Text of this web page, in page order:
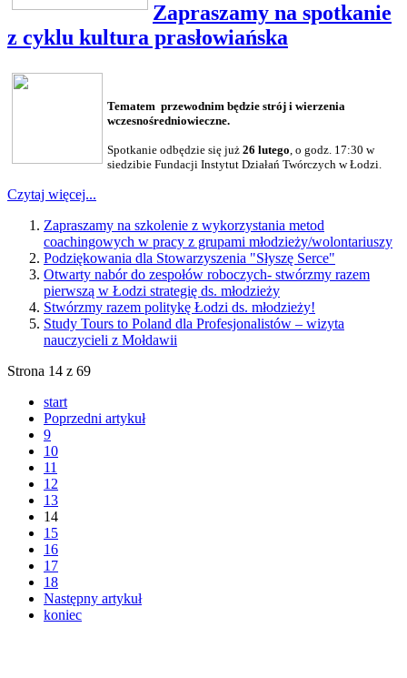
Zapraszamy na spotkanie
z cyklu kultura prasłowiańska
Tematem przewodnim będzie strój i wierzenia
wczesnośredniowieczne.
Spotkanie odbędzie się już 26 lutego , o godz. 17:30 w
siedzibie Fundacji Instytut Działań Twórczych w Łodzi.
Czytaj więcej...
Zapraszamy na szkolenie z wykorzystania metod
coachingowych w pracy z grupami młodzieży/wolontariuszy
Podziękowania dla Stowarzyszenia "Słyszę Serce"
Otwarty nabór do zespołów roboczych- stwórzmy razem
pierwszą w Łodzi strategię ds. młodzieży
Stwórzmy razem politykę Łodzi ds. młodzieży!
Study Tours to Poland dla Profesjonalistów – wizyta
nauczycieli z Mołdawii
Strona 14 z 69
start
Poprzedni artykuł
9
10
11
12
13
14
15
16
17
18
Następny artykuł
koniec